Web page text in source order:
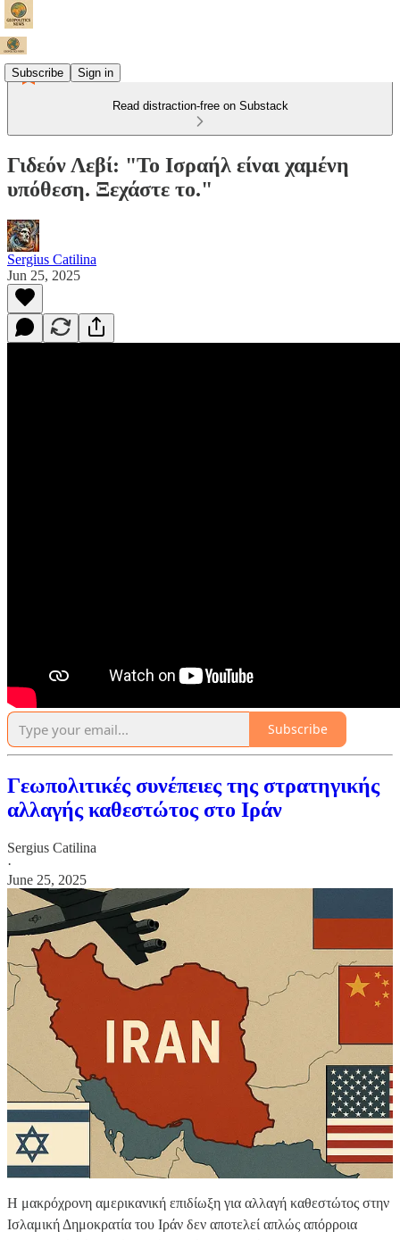
Subscribe Sign in
Read distraction-free on Substack
Γιδεόν Λεβί: "Το Ισραήλ είναι χαμένη
υπόθεση. Ξεχάστε το."
Sergius Catilina
Jun 25, 2025
Subscribe
Γεωπολιτικές συνέπειες της στρατηγικής
αλλαγής καθεστώτος στο Ιράν
Sergius Catilina
·
June 25, 2025
Η μακρόχρονη αμερικανική επιδίωξη για αλλαγή καθεστώτος στην
Ισλαμική Δημοκρατία του Ιράν δεν αποτελεί απλώς απόρροια